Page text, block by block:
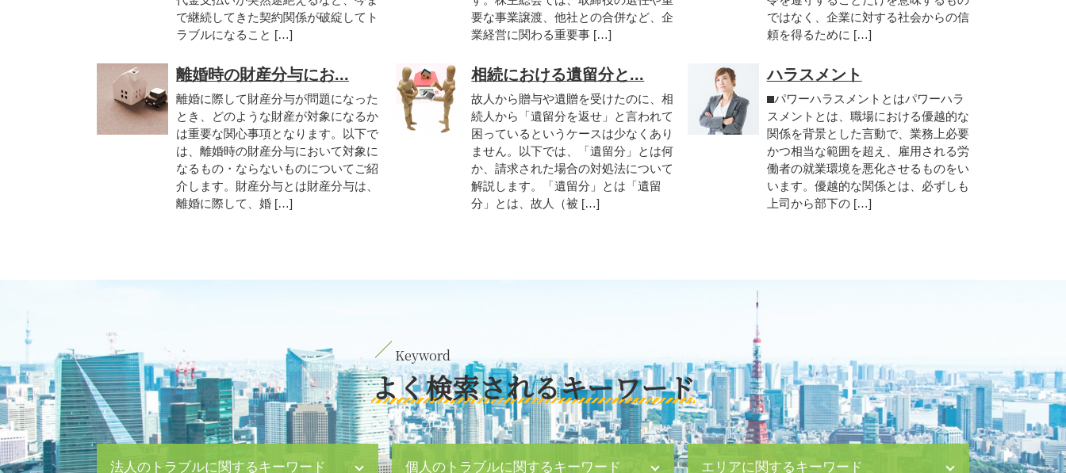
で継続してきた契約関係が破綻してト
ラブルになること […]
要な事業譲渡、他社との合併など、企
業経営に関わる重要事 […]
ではなく、企業に対する社会からの信
頼を得るために […]
離婚時の財産分与にお...
離婚に際して財産分与が問題になった
とき、どのような財産が対象になるか
は重要な関心事項となります。以下で
は、離婚時の財産分与において対象に
なるもの・ならないものについてご紹
介します。財産分与とは財産分与は、
離婚に際して、婚 […]
相続における遺留分と...
故人から贈与や遺贈を受けたのに、相
続人から「遺留分を返せ」と言われて
困っているというケースは少なくあり
ません。以下では、「遺留分」とは何
か、請求された場合の対処法について
解説します。「遺留分」とは「遺留
分」とは、故人（被 […]
ハラスメント
⬛︎パワーハラスメントとはパワーハラ
スメントとは、職場における優越的な
関係を背景とした言動で、業務上必要
かつ相当な範囲を超え、雇用される労
働者の就業環境を悪化させるものをい
います。優越的な関係とは、必ずしも
上司から部下の […]
よく検索されるキーワード
法人のトラブルに関するキーワード 個人のトラブルに関するキーワード エリアに関するキーワード